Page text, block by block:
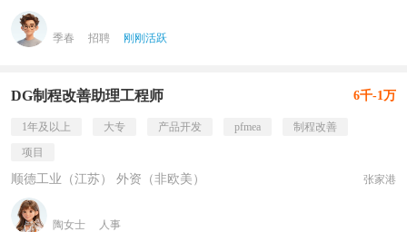
季春 招聘 刚刚活跃
DG制程改善助理工程师 6千-1万
1年及以上 大专 产品开发 pfmea
制程改善
项目
顺德工业（江苏） 外资（非欧美） 张家港
陶女士 人事